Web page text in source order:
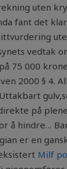
uten
fant det
vedtak
75 000
2000 § 4.
på
å hindre…
er en
Milf